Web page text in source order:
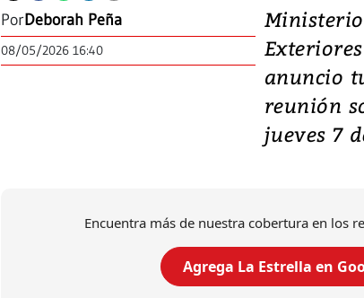
PorDeborah Peña
08/05/2026 16:40
anuncio
reunión
jueves 7
Encuentra más de nuestra cobertura en los
Agrega La Estrella en